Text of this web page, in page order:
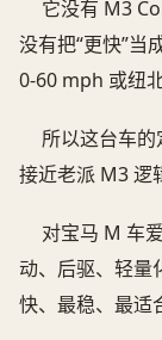
它没有 M3
没有把“更快”当
0-60 mph 或纽
所以这台车
接近老派 M3 逻
对宝马 M 车
动、后驱、轻量
快、最稳、最适